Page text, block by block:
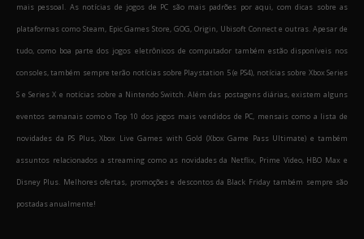
mais pessoal. As notícias de jogos de PC são mais padrões por aqui, com dicas sobre as
plataformas como Steam, Epic Games Store, GOG, Origin, Ubisoft Connect e outras. Apesar de
tudo, como boa parte dos jogos eletrônicos de computador também estão disponíveis nos
consoles, também sempre terão notícias sobre Playstation 5 (e PS4), notícias sobre Xbox Series
S e Series X e notícias sobre a Nintendo Switch. Além das postagens diárias, existem alguns
eventos semanais como o Top 10 dos jogos mais vendidos de PC, mensais como a lista de
novidades da PS Plus, Xbox Live Games with Gold (Xbox Game Pass Ultimate) e também
assuntos relacionados a streaming como as novidades da Netflix, Prime Video, HBO Max e
Disney Plus. Melhores ofertas, promoções e descontos da Black Friday também sempre são
postadas anualmente!